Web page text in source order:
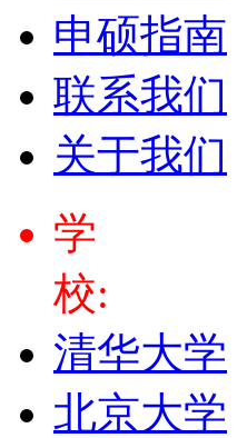
申硕指南
联系我们
关于我们
学
校:
清华大学
北京大学